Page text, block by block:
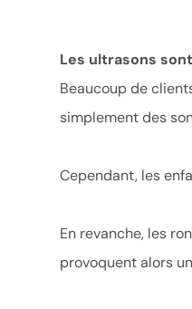
Les ultrasons
Beaucoup de
simplement des
Cependant, les
En revanche, les
provoquent alors